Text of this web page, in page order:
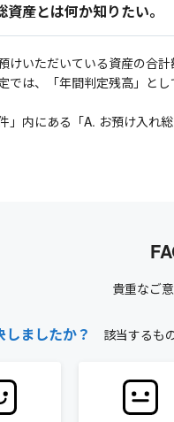
産とは何か知りたい。
けいただいている資産の合計
は、「年間判定残高」とし
内にある「A. お預け入れ
貴重なご
しましたか？ 該当するも